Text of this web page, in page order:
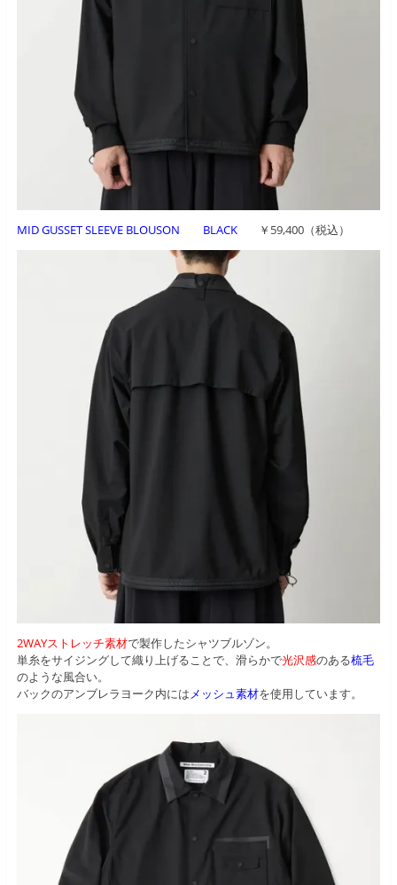
MID GUSSET SLEEVE BLOUSON BLACK ￥59,400（税込）
2WAYストレッチ素材で製作したシャツブルゾン。
単糸をサイジングして織り上げることで、滑らかで光沢感のある梳毛
のような風合い。
バックのアンブレラヨーク内にはメッシュ素材を使用しています。